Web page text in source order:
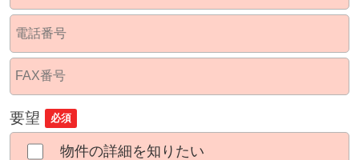
要望 必須
物件の詳細を知りたい